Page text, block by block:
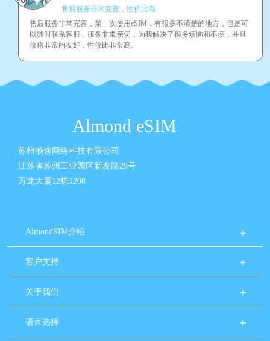
售后服务非常完善，性价比高
售后服务非常完善，第一次使用eSIM，有很多不清楚的地方，但是可
以随时联系客服，服务非常亲切，为我解决了很多烦恼和不便，并且
价格非常的友好，性价比非常高。
Almond eSIM
苏州畅途网络科技有限公司
江苏省苏州工业园区新发路29号
万龙大厦12栋1208
AlmondSIM介绍
客户支持
关于我们
语言选择